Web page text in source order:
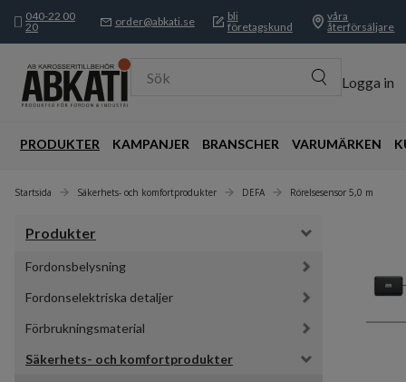
040-22 00
20
order@abkati.se
bli
företagskund
våra
återförsäljare
Sök Logga in
PRODUKTER KAMPANJER BRANSCHER VARUMÄRKEN
Startsida Säkerhets- och komfortprodukter DEFA Rörelsesensor 5,0 m
Produkter
Fordonsbelysning
Fordonselektriska detaljer
Förbrukningsmaterial
Säkerhets- och komfortprodukter